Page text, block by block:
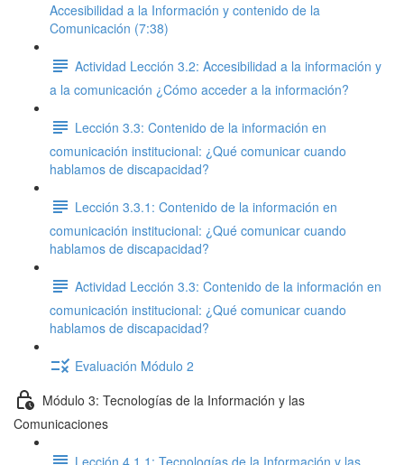
Accesibilidad a la Información y contenido de la
Comunicación (7:38)
Actividad Lección 3.2: Accesibilidad a la información y
a la comunicación ¿Cómo acceder a la información?
Lección 3.3: Contenido de la información en
comunicación institucional: ¿Qué comunicar cuando
hablamos de discapacidad?
Lección 3.3.1: Contenido de la información en
comunicación institucional: ¿Qué comunicar cuando
hablamos de discapacidad?
Actividad Lección 3.3: Contenido de la información en
comunicación institucional: ¿Qué comunicar cuando
hablamos de discapacidad?
Evaluación Módulo 2
Módulo 3: Tecnologías de la Información y las
Comunicaciones
Lección 4.1.1: Tecnologías de la Información y las